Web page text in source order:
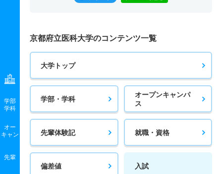
学部
学科
オー
キャン
先輩
京都府立医科大学のコンテンツ一覧
大学トップ
学部・学科
オープンキャンパ
ス
先輩体験記 就職・資格
偏差値 入試